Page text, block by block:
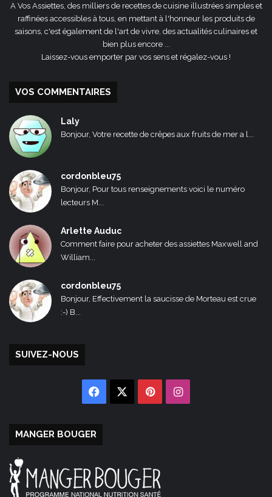
A Vos Assiettes, des milliers de recettes de cuisine illustrées simples et
raffinées accessibles à tous, en mettant à l'honneur les produits de
saisons, c'est également de l'art de vivre, des actualités culinaires et
bien plus encore ...
Laissez-vous emporter par vos sens et régalez-vous !
VOS COMMENTAIRES
Laly
Bonjour, Votre recette de crêpes aux fruits de mer a l...
cordonbleu75
Bonjour, Pour tous renseignements voici le numéro
lecteurs M...
Arlette Auduc
Comment faire pour acheter des assiettes Maxwell and
William...
cordonbleu75
Bonjour, Effectivement la saucisse de Morteau est crue
:-) B...
SUIVEZ-NOUS
Facebook PinterestInstagram
MANGER BOUGER